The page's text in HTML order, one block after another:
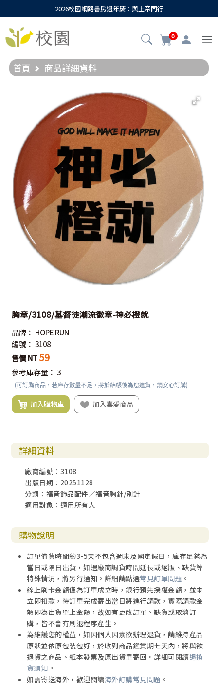
2026校園網路書房週年慶：與上帝同行
0
首頁 商品詳細資料
胸章/3108/基督徒潮流徽章-神必橙就
品牌： HOPE RUN
編號： 3108
售價 NT59
參考庫存量： 3
(可訂購商品，若庫存數量不足，將於結帳後為您進貨，請安心訂購)
加入購物車 加入喜愛商品
詳細資料
廠商編號：3108
出版日期：20251128
分類：福音飾品配件／福音胸針/別針
適用對象：適用所有人
購物說明
訂單備貨時間約3-5天不包含週末及國定假日，庫存足夠為
當日或隔日出貨，如遇廠商調貨時間延長或絕版、缺貨等
特殊情況，將另行通知。詳細請點選常見訂單問題 。
線上刷卡金額僅為訂單成立時，銀行預先授權金額，並未
立即扣款，待訂單完成寄出當日將進行請款，實際請款金
額即為出貨單上金額，故如有更改訂單、缺貨或取消訂
購，皆不會有刷退程序產生。
為維護您的權益，如因個人因素欲辦理退貨，請維持產品
原狀並依原包裝包好，於收到商品鑑賞期七天內，將與欲
退貨之商品、紙本發票及原出貨單寄回。詳細可閱讀退換
貨須知 。
如需寄送海外，歡迎閱讀海外訂購常見問題 。